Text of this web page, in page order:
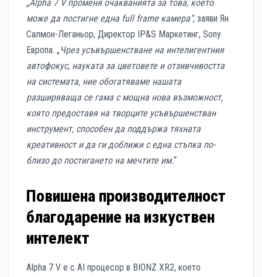
„Alpha 7 V променя очакванията за това, което
може да постигне една full frame камера“, заяви Ян
Салмон-Леганьор, Директор IP&S Маркетинг, Sony
Европа. „ Чрез усъвършенстване на интелигентния
автофокус, науката за цветовете и отзивчивостта
на системата, ние обогатяваме нашата
разширяваща се гама с мощна нова възможност,
която предоставя на творците усъвършенстван
инструмент, способен да поддържа тяхната
креативност и да ги доближи с една стъпка по-
близо до постигането на мечтите им.“
Повишена производителност
благодарение на изкуствен
интелект
Alpha 7 V е с AI процесор в BIONZ XR2, което